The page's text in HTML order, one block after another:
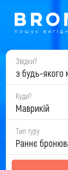
Звідки?
з будь-якого
Куди?
Маврикій
Тип туру
Раннє